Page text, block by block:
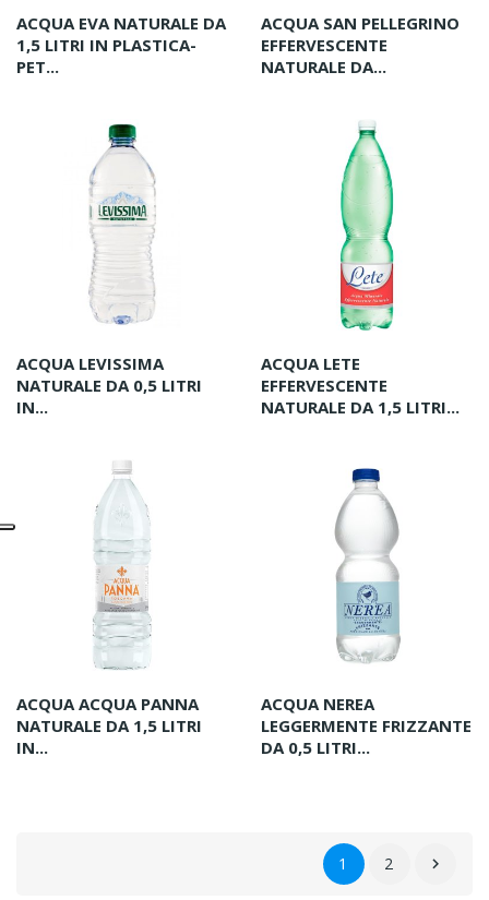
ACQUA EVA NATURALE DA
1,5 LITRI IN PLASTICA-
PET...
ACQUA SAN PELLEGRINO
EFFERVESCENTE
NATURALE DA...
ACQUA LEVISSIMA
NATURALE DA 0,5 LITRI
IN...
ACQUA LETE
EFFERVESCENTE
NATURALE DA 1,5 LITRI...
ACQUA ACQUA PANNA
NATURALE DA 1,5 LITRI
IN...
ACQUA NEREA
LEGGERMENTE FRIZZANTE
DA 0,5 LITRI...
1 2 